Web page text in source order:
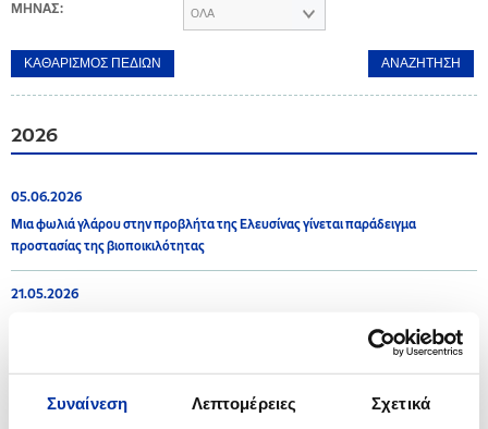
Συναίνεση Λεπτομέρειες Σχετικά
ΜΗΝΑΣ: ΟΛΑ
2026
05.06.2026
Μια φωλιά γλάρου στην προβλήτα της Ελευσίνας γίνεται παράδειγμα
προστασίας της βιοποικιλότητας
21.05.2026
2025